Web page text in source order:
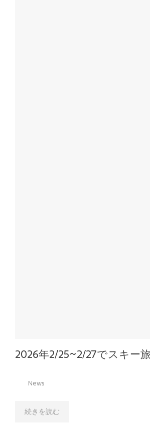
2026年2/25~2/27でスキー
News
続きを読む